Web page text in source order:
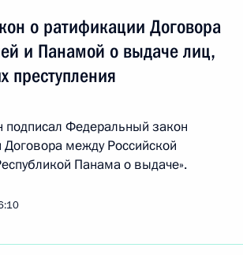
о ратификации Договора
и Панамой о выдаче лиц,
преступления
подписал Федеральный закон
между Российской
Панама о выдаче».